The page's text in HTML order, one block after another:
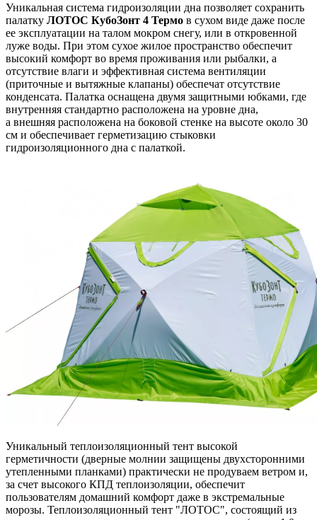
Уникальная система гидроизоляции дна позволяет сохранить
палатку ЛОТОС КубоЗонт 4 Термо в сухом виде даже после
ее эксплуатации на талом мокром снегу, или в откровенной
луже воды. При этом сухое жилое пространство обеспечит
высокий комфорт во время проживания или рыбалки, а
отсутствие влаги и эффективная система вентиляции
(приточные и вытяжные клапаны) обеспечат отсутствие
конденсата. Палатка оснащена двумя защитными юбками, где
внутренняя стандартно расположена на уровне дна,
а внешняя расположена на боковой стенке на высоте около 30
см и обеспечивает герметизацию стыковки
гидроизоляционного дна с палаткой.
Уникальный теплоизоляционный тент высокой
герметичности (дверные молнии защищены двухсторонними
утепленными планками) практически не продуваем ветром и,
за счет высокого КПД теплоизоляции, обеспечит
пользователям домашний комфорт даже в экстремальные
морозы. Теплоизоляционный тент "ЛОТОС", состоящий из